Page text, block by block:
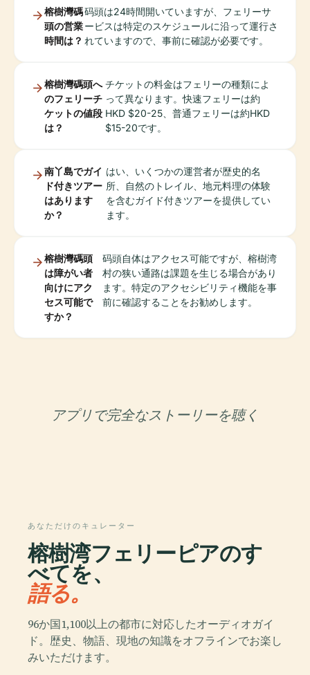
榕樹灣碼
頭の営業
時間は？
码頭は24時間開いていますが、フェリーサ
ービスは特定のスケジュールに沿って運行さ
れていますので、事前に確認が必要です。
榕樹灣碼頭へ
のフェリーチ
ケットの値段
は？
チケットの料金はフェリーの種類によ
って異なります。快速フェリーは約
HKD $20-25、普通フェリーは約HKD
$15-20です。
南丫島でガイ
ド付きツアー
はあります
か？
はい、いくつかの運営者が歴史的名
所、自然のトレイル、地元料理の体験
を含むガイド付きツアーを提供してい
ます。
榕樹灣碼頭
は障がい者
向けにアク
セス可能で
すか？
码頭自体はアクセス可能ですが、榕樹湾
村の狭い通路は課題を生じる場合があり
ます。特定のアクセシビリティ機能を事
前に確認することをお勧めします。
アプリで完全なストーリーを聴く
あなただけのキュレーター
榕樹湾フェリーピアのす
べてを、
語る。
96か国1,100以上の都市に対応したオーディオガイ
ド。歴史、物語、現地の知識をオフラインでお楽し
みいただけます。